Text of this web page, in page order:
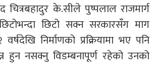
चित्रबहादुर के.सीले पुष्पलाल राजमार्ग
छिटोभन्दा छिटो सक्न सरकारसँग माग
निर्माणको प्रक्रियामा भए पनि
हुन नसक्नु विडम्बनापूर्ण रहेको उनको